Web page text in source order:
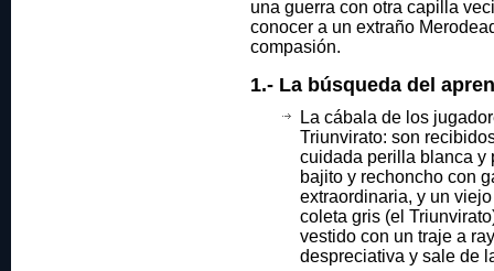
una guerra con otra capilla
conocer a un extraño
compasión.
1.- La búsqueda del
La cábala de los
Triunvirato: son
cuidada perilla blanca y
bajito y rechoncho con
extraordinaria, y un
coleta gris (el
vestido con un traje a
despreciativa y sale de